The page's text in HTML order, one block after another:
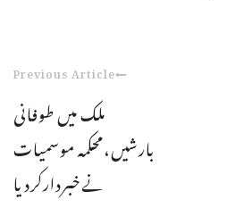
Previous Article
ملک میں طوفانی
بارشیں،محکمہ موسمیات
نےخبردارکردیا